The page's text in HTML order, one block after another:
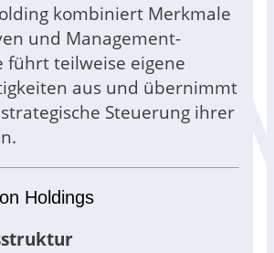
kombiniert Merkmale
und Management-
führt teilweise eigene
aus und übernimmt
Steuerung ihrer
Holdings